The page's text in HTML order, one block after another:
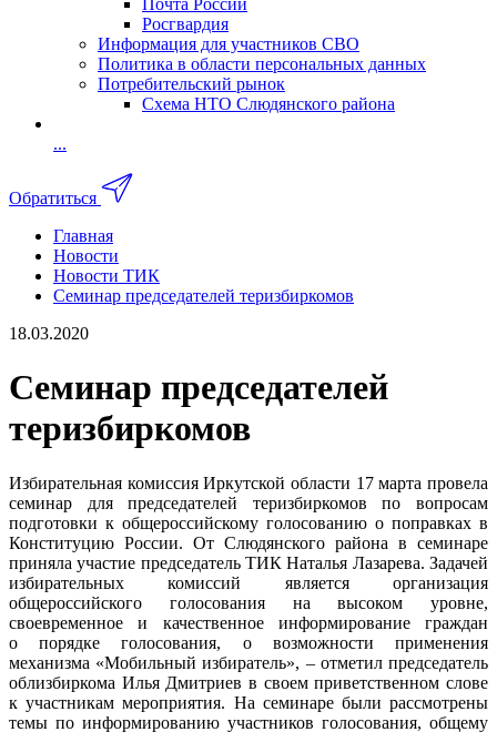
Почта России
Росгвардия
Информация для участников СВО
Политика в области персональных данных
Потребительский рынок
Схема НТО Слюдянского района
...
Обратиться
Главная
Новости
Новости ТИК
Семинар председателей теризбиркомов
18.03.2020
Семинар председателей
теризбиркомов
Избирательная комиссия Иркутской области 17 марта провела
семинар для председателей теризбиркомов по вопросам
подготовки к общероссийскому голосованию о поправках в
Конституцию России. От Слюдянского района в семинаре
приняла участие председатель ТИК Наталья Лазарева. Задачей
избирательных комиссий является организация
общероссийского голосования на высоком уровне,
своевременное и качественное информирование граждан
о порядке голосования, о возможности применения
механизма «Мобильный избиратель», – отметил председатель
облизбиркома Илья Дмитриев в своем приветственном слове
к участникам мероприятия. На семинаре были рассмотрены
темы по информированию участников голосования, общему